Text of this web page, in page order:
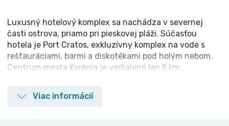
Luxusný hotelový komplex sa nachádza v severnej
časti ostrova, priamo pri pieskovej pláži. Súčasťou
hotela je Port Cratos, exkluzívny komplex na vode s
reštauráciami, barmi a diskotékami pod holým nebom.
Centrum mesta Kyrénia je vzdialené len 5 km.
Viac informácií